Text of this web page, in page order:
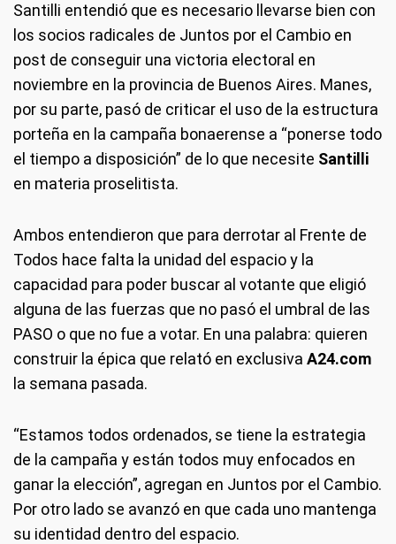
Santilli entendió que es necesario llevarse bien con
los socios radicales de Juntos por el Cambio en
post de conseguir una victoria electoral en
noviembre en la provincia de Buenos Aires. Manes,
por su parte, pasó de criticar el uso de la estructura
porteña en la campaña bonaerense a “ponerse todo
el tiempo a disposición” de lo que necesite Santilli
en materia proselitista.
Ambos entendieron que para derrotar al Frente de
Todos hace falta la unidad del espacio y la
capacidad para poder buscar al votante que eligió
alguna de las fuerzas que no pasó el umbral de las
PASO o que no fue a votar. En una palabra: quieren
construir la épica que relató en exclusiva A24.com
la semana pasada.
“Estamos todos ordenados, se tiene la estrategia
de la campaña y están todos muy enfocados en
ganar la elección”, agregan en Juntos por el Cambio.
Por otro lado se avanzó en que cada uno mantenga
su identidad dentro del espacio.